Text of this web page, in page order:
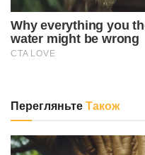
ПерегляньтеТакож